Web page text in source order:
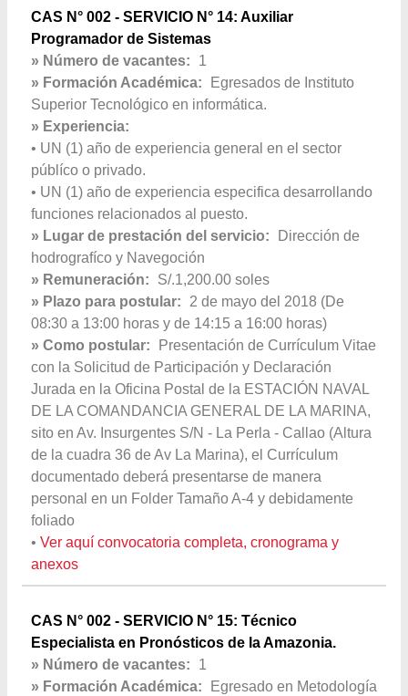
CAS N° 002 - SERVICIO N° 14: Auxiliar
Programador de Sistemas
» Número de vacantes:
1
» Formación Académica:
Egresados de Instituto
Superior Tecnológico en informática.
» Experiencia:
• UN (1) año de experiencia general en el sector
públíco o privado.
• UN (1) año de experiencia especifica desarrollando
funciones relacionados al puesto.
» Lugar de prestación del servicio:
Dirección de
hodrografíco y Navegoción
» Remuneración:
S/.1,200.00 soles
» Plazo para postular:
2 de mayo del 2018 (De
08:30 a 13:00 horas y de 14:15 a 16:00 horas)
» Como postular:
Presentación de Currículum Vitae
con la Solicitud de Participación y Declaración
Jurada en la Oficina Postal de la ESTACIÓN NAVAL
DE LA COMANDANCIA GENERAL DE LA MARINA,
sito en Av. Insurgentes S/N - La Perla - Callao (Altura
de la cuadra 36 de Av La Marina), el Currículum
documentado deberá presentarse de manera
personal en un Folder Tamaño A-4 y debidamente
foliado
• Ver aquí convocatoria completa, cronograma y
anexos
CAS N° 002 - SERVICIO N° 15: Técnico
Especialista en Pronósticos de la Amazonia.
» Número de vacantes:
1
» Formación Académica:
Egresado en Metodología